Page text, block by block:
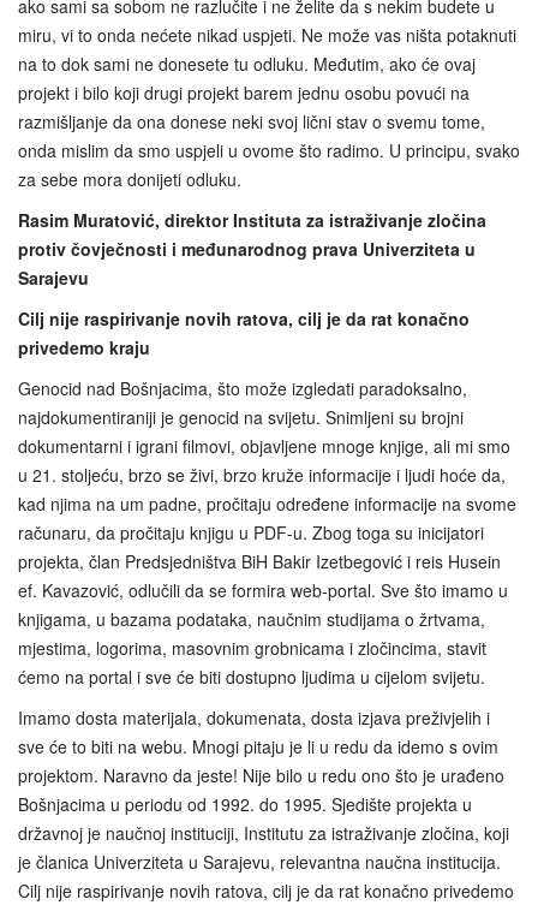
ako sami sa sobom ne razlučite i ne želite da s nekim budete u
miru, vi to onda nećete nikad uspjeti. Ne može vas ništa potaknuti
na to dok sami ne donesete tu odluku. Međutim, ako će ovaj
projekt i bilo koji drugi projekt barem jednu osobu povući na
razmišljanje da ona donese neki svoj lični stav o svemu tome,
onda mislim da smo uspjeli u ovome što radimo. U principu, svako
za sebe mora donijeti odluku.
Rasim Muratović, direktor Instituta za istraživanje zločina
protiv čovječnosti i međunarodnog prava Univerziteta u
Sarajevu
Cilj nije raspirivanje novih ratova, cilj je da rat konačno
privedemo kraju
Genocid nad Bošnjacima, što može izgledati paradoksalno,
najdokumentiraniji je genocid na svijetu. Snimljeni su brojni
dokumentarni i igrani filmovi, objavljene mnoge knjige, ali mi smo
u 21. stoljeću, brzo se živi, brzo kruže informacije i ljudi hoće da,
kad njima na um padne, pročitaju određene informacije na svome
računaru, da pročitaju knjigu u PDF-u. Zbog toga su inicijatori
projekta, član Predsjedništva BiH Bakir Izetbegović i reis Husein
ef. Kavazović, odlučili da se formira web-portal. Sve što imamo u
knjigama, u bazama podataka, naučnim studijama o žrtvama,
mjestima, logorima, masovnim grobnicama i zločincima, stavit
ćemo na portal i sve će biti dostupno ljudima u cijelom svijetu.
Imamo dosta materijala, dokumenata, dosta izjava preživjelih i
sve će to biti na webu. Mnogi pitaju je li u redu da idemo s ovim
projektom. Naravno da jeste! Nije bilo u redu ono što je urađeno
Bošnjacima u periodu od 1992. do 1995. Sjedište projekta u
državnoj je naučnoj instituciji, Institutu za istraživanje zločina, koji
je članica Univerziteta u Sarajevu, relevantna naučna institucija.
Cilj nije raspirivanje novih ratova, cilj je da rat konačno privedemo